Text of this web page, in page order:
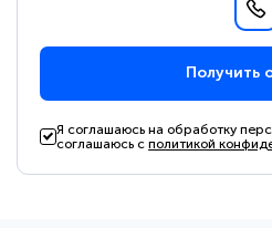
Получить
Я соглашаюсь на обработку
соглашаюсь сполитикой